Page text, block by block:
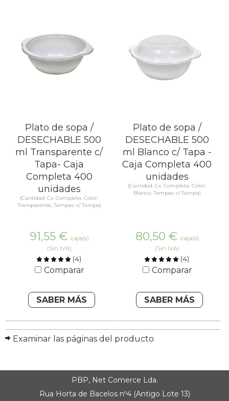
Plato de sopa /
DESECHABLE 500
ml Transparente c/
Tapa- Caja
Completa 400
unidades
(Cantidad: Cx. Completa, Color:
Transparente, Tampas: c/ Tampa)
91,55 € caja(s)
(Sin IVA)
(4)
Comparar
SABER MÁS
Plato de sopa /
DESECHABLE 500
ml Blanco c/ Tapa -
Caja Completa 400
unidades
(Cantidad: Cx. Completa, Color:
Blanco, Tampas: c/ Tampa)
80,50 € caja(s)
(Sin IVA)
(4)
Comparar
SABER MÁS
Examinar las páginas del producto
PBP, Net Comerce Lda.
Rua Horta de Bacelos nº4 (Antigo Lote 13)